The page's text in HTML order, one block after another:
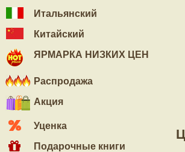
Итальянский
Китайский
ЯРМАРКА НИЗКИХ ЦЕН
Распродажа
Акция
Уценка
Подарочные книги